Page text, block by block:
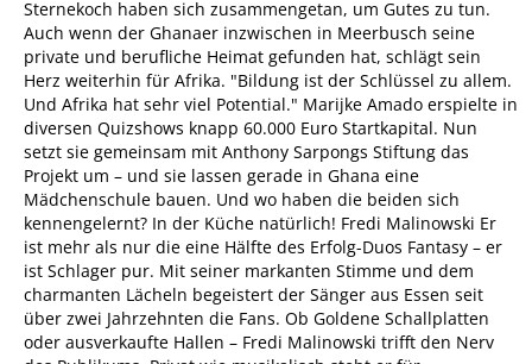
Sternekoch haben sich zusammengetan, um Gutes zu tun.
Auch wenn der Ghanaer inzwischen in Meerbusch seine
private und berufliche Heimat gefunden hat, schlägt sein
Herz weiterhin für Afrika. "Bildung ist der Schlüssel zu allem.
Und Afrika hat sehr viel Potential." Marijke Amado erspielte in
diversen Quizshows knapp 60.000 Euro Startkapital. Nun
setzt sie gemeinsam mit Anthony Sarpongs Stiftung das
Projekt um – und sie lassen gerade in Ghana eine
Mädchenschule bauen. Und wo haben die beiden sich
kennengelernt? In der Küche natürlich! Fredi Malinowski Er
ist mehr als nur die eine Hälfte des Erfolg-Duos Fantasy – er
ist Schlager pur. Mit seiner markanten Stimme und dem
charmanten Lächeln begeistert der Sänger aus Essen seit
über zwei Jahrzehnten die Fans. Ob Goldene Schallplatten
oder ausverkaufte Hallen – Fredi Malinowski trifft den Nerv